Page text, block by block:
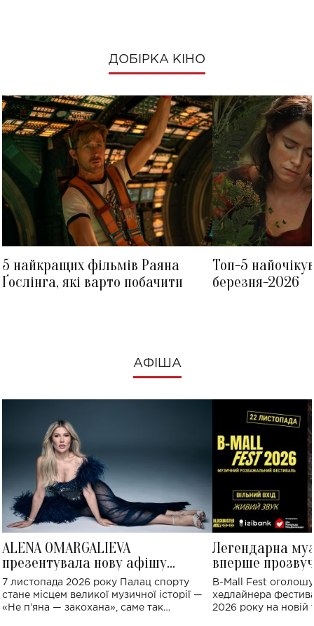
ДОБІРКА КІНО
5 найкращих фільмів Раяна
Ґослінга, які варто побачити
Топ-5
березня-2026
АФІША
ALENA OMARGALIEVA
презентувала нову афішу
великого концерту в Палаці
спорту
7 листопада 2026 року Палац спорту
стане місцем великої музичної історії —
«Не пʼяна — закохана», саме так
Легендарна
вперше
Україні: де
B-Mall Fest
хедлайнера
2026 року на новій